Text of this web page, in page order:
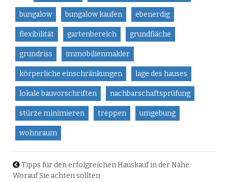
bungalow bungalow kaufen ebenerdig
flexibilität gartenbereich grundfläche
grundriss immobilienmakler
körperliche einschränkungen lage des hauses
lokale bauvorschriften nachbarschaftsprüfung
stürze minimieren treppen umgebung
wohnraum
Tipps für den erfolgreichen Hauskauf in der Nähe:
Worauf Sie achten sollten